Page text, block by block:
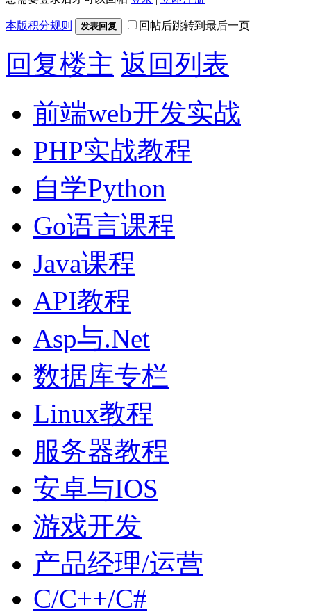
本版积分规则 发表回复 回帖后跳转到最后一页
回复楼主 返回列表
前端web开发实战
PHP实战教程
自学Python
Go语言课程
Java课程
API教程
Asp与.Net
数据库专栏
Linux教程
服务器教程
安卓与IOS
游戏开发
产品经理/运营
C/C++/C#